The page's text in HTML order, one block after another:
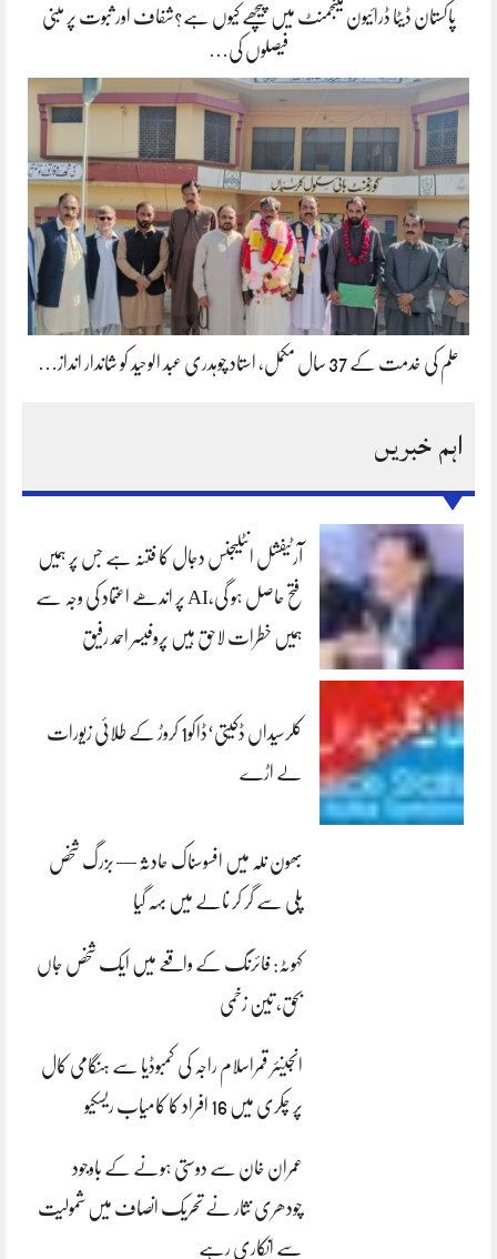
پاکستان ڈیٹا ڈرائیون مینجمنٹ میں پیچھے کیوں ہے؟شفاف اور ثبوت پر مبنی
فیصلوں کی…
علم کی خدمت کے 37 سال مکمل، استاد چوہدری عبد الوحید کو شاندار انداز…
اہم خبریں
آرٹیفشل انٹلیجنس دجال کا فتنہ ہے جس پر ہمیں
فتح حاصل ہو گی،AI پر اندھے اعتماد کی وجہ سے
ہمیں خطرات لاحق ہیں پروفیسر احمد رفیق
کلرسیداں ڈکیتی‘ڈاکو1 کروڑ کے طلائی زیورات
لے اڑے
بھون نلہ میں افسوسناک حادثہ — بزرگ شخص
پلی سے گر کر نالے میں بہہ گیا
کہوٹہ: فائرنگ کے واقعے میں ایک شخص جاں
بحق، تین زخمی
انجینئر قمراسلام راجہ کی کمبوڈیا سے ہنگامی کال
پر چکری میں 16 افراد کا کامیاب ریسکیو
عمران خان سے دوستی ہونے کے باوجود
چودھری نثار نے تحریک انصاف میں شمولیت
سے انکاری رہے